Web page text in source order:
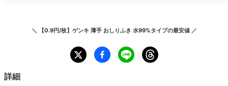
＼ 【0.9円/枚】ゲンキ 薄手 おしりふき 水99%タイプの最安値 ／
詳細